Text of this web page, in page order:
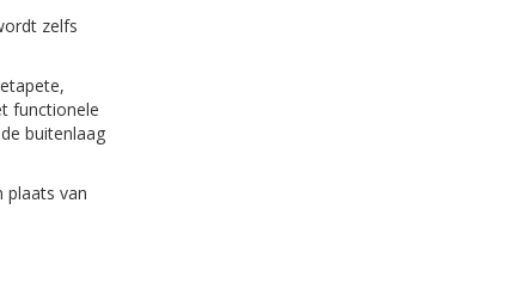
zelfs
functionele
buitenlaag
plaats van